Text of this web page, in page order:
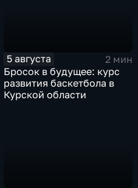
5 августа
2 мин
Бросок в будущее: курс
развития баскетбола в
Курской области